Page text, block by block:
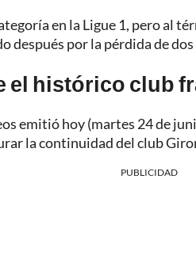
en la Ligue 1, pero al
después por la pérdida de
el histórico club
emitió hoy (martes 24 de
la continuidad del club
PUBLICIDAD